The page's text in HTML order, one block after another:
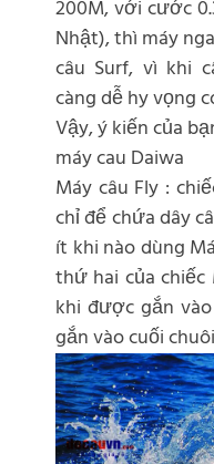
200M, với cước
Nhật), thì máy
câu Surf, vì khi
càng dễ hy vọng
Vậy, ý kiến của
máy cau Daiwa
Máy câu Fly :
chỉ để chứa dây
ít khi nào dùng
thứ hai của
khi được gắn
gắn vào cuối